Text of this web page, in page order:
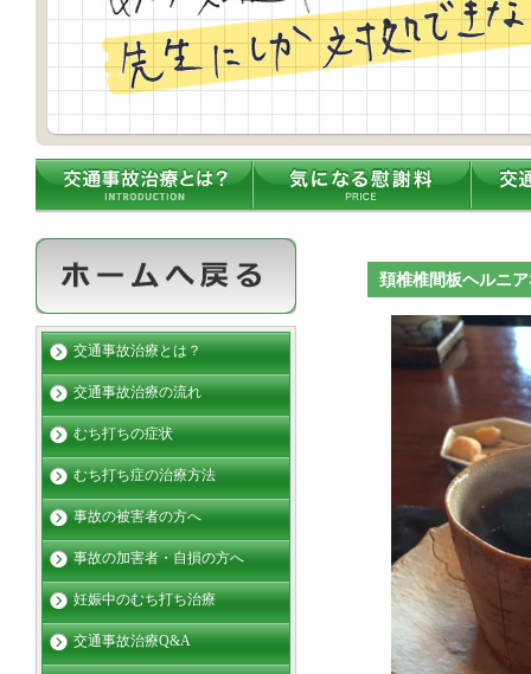
頚椎椎間板ヘルニ
交通事故治療とは？
交通事故治療の流れ
むち打ちの症状
むち打ち症の治療方法
事故の被害者の方へ
事故の加害者・自損の方へ
妊娠中のむち打ち治療
交通事故治療Q&A